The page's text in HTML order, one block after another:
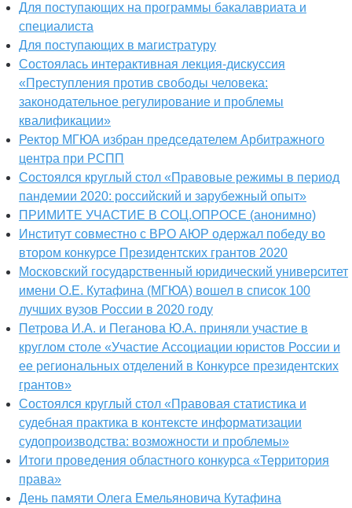
Для поступающих на программы бакалавриата и
специалиста
Для поступающих в магистратуру
Состоялась интерактивная лекция-дискуссия
«Преступления против свободы человека:
законодательное регулирование и проблемы
квалификации»
Ректор МГЮА избран председателем Арбитражного
центра при РСПП
Состоялся круглый стол «Правовые режимы в период
пандемии 2020: российский и зарубежный опыт»
ПРИМИТЕ УЧАСТИЕ В СОЦ.ОПРОСЕ (анонимно)
Институт совместно с ВРО АЮР одержал победу во
втором конкурсе Президентских грантов 2020
Московский государственный юридический университет
имени О.Е. Кутафина (МГЮА) вошел в список 100
лучших вузов России в 2020 году
Петрова И.А. и Пеганова Ю.А. приняли участие в
круглом столе «Участие Ассоциации юристов России и
ее региональных отделений в Конкурсе президентских
грантов»
Состоялся круглый стол «Правовая статистика и
судебная практика в контексте информатизации
судопроизводства: возможности и проблемы»
Итоги проведения областного конкурса «Территория
права»
День памяти Олега Емельяновича Кутафина